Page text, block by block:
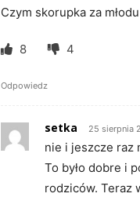
Czym skorupka za
8 4
Odpowiedz
setka 25 sierpnia
nie i jeszcze raz
To było dobre i
rodziców. Teraz